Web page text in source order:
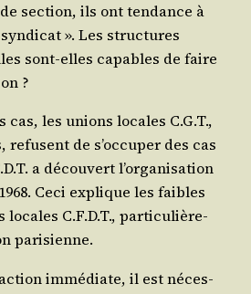
sec­tion, ils ont ten­dance à
». Les struc­tures
sont-elles capables de faire
?
les unions locales C.G.T.,
de s’occuper des cas
a décou­vert l’organisation
Ceci explique les faibles
locales C.F.D.T., par­ti­cu­liè­re­
parisienne.
immé­diate, il est néces­